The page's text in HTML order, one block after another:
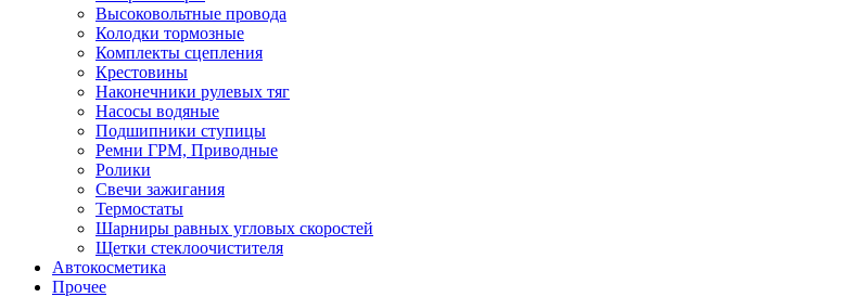
Высоковольтные провода
Колодки тормозные
Комплекты сцепления
Крестовины
Наконечники рулевых тяг
Насосы водяные
Подшипники ступицы
Ремни ГРМ, Приводные
Ролики
Свечи зажигания
Термостаты
Шарниры равных угловых скоростей
Щетки стеклоочистителя
Автокосметика
Прочее